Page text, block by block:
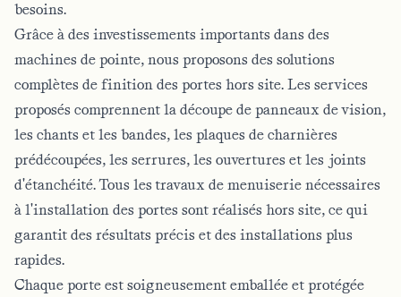
besoins.
Grâce à des investissements importants dans des
machines de pointe, nous proposons des solutions
complètes de finition des portes hors site. Les services
proposés comprennent la découpe de panneaux de vision,
les chants et les bandes, les plaques de charnières
prédécoupées, les serrures, les ouvertures et les joints
d'étanchéité. Tous les travaux de menuiserie nécessaires
à l'installation des portes sont réalisés hors site, ce qui
garantit des résultats précis et des installations plus
rapides.
Chaque porte est soigneusement emballée et protégée